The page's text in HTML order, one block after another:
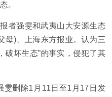
。
者强雯和武夷山大安源生态
母)、上海东方报业。认为三
破坏生态”的事实，侵犯了其
雯删除1月11日至1月17日发